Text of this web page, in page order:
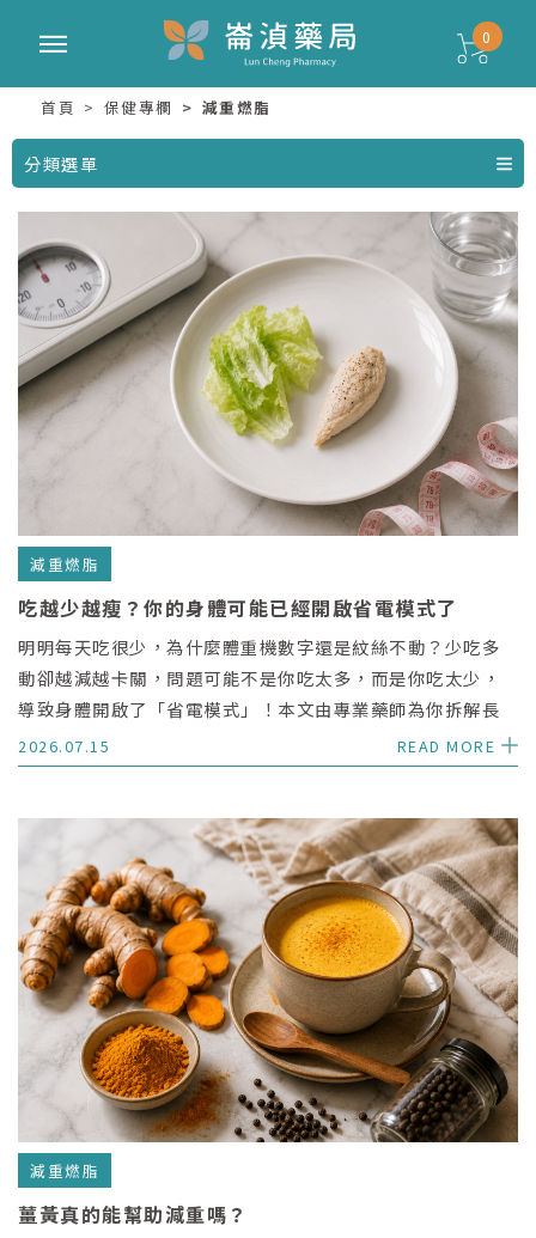
0
首頁 保健專欄 減重燃脂
分類選單
減重燃脂
吃越少越瘦？你的身體可能已經開啟省電模式了
明明每天吃很少，為什麼體重機數字還是紋絲不動？少吃多
動卻越減越卡關，問題可能不是你吃太多，而是你吃太少，
導致身體開啟了「省電模式」！本文由專業藥師為你拆解長
期節食導致代謝率下降、肌肉流失與脂肪囤積的 3 大危機，
並分享無痛重啟代謝、關掉省電模式的 3 大關鍵吃法。
2026.07.15 READ MORE
減重燃脂
薑黃真的能幫助減重嗎？